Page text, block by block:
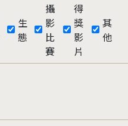
生
態
攝
影
比
賽
得
獎
影
片
其
他